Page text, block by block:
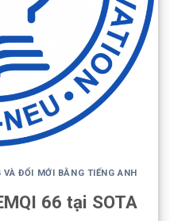
ĐỔI MỚI BẰNG TIẾNG ANH
66 tại SOTA